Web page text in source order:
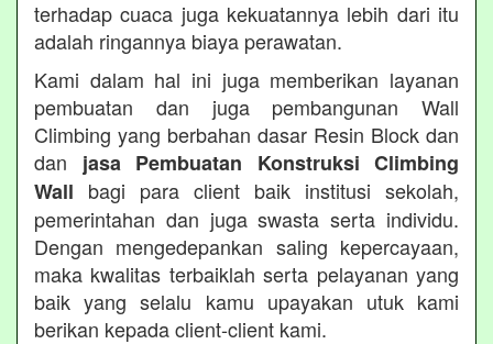
terhadap cuaca juga kekuatannya lebih dari itu
adalah ringannya biaya perawatan.
Kami dalam hal ini juga memberikan layanan
pembuatan dan juga pembangunan Wall
Climbing yang berbahan dasar Resin Block dan
dan jasa Pembuatan Konstruksi Climbing
Wall bagi para client baik institusi sekolah,
pemerintahan dan juga swasta serta individu.
Dengan mengedepankan saling kepercayaan,
maka kwalitas terbaiklah serta pelayanan yang
baik yang selalu kamu upayakan utuk kami
berikan kepada client-client kami.